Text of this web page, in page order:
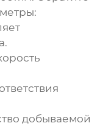
добываемой